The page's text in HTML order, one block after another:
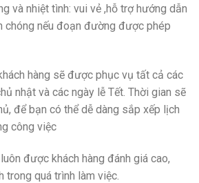
và nhiệt tình: vui vẻ ,hỗ trợ hướng dẫn
chóng nếu đoạn đường được phép
hàng sẽ được phục vụ tất cả các
nhật và các ngày lễ Tết. Thời gian sẽ
để bạn có thể dễ dàng sắp xếp lịch
công việc
được khách hàng đánh giá cao,
trong quá trình làm việc.